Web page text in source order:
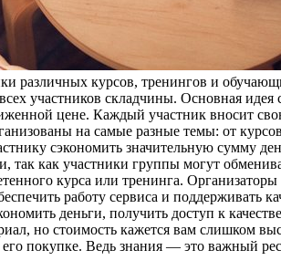
различных курсов, тренингов и
участников складчины. Основная
цене. Каждый участник вносит
на самые разные темы: от
сэкономить значительную сумму
как участники группы могут
курса или тренинга.
работу сервиса и
деньги, получить доступ к
но стоимость кажется вам слишком
покупке. Ведь знания — это важный